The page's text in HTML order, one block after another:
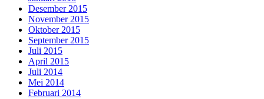
Desember 2015
November 2015
Oktober 2015
September 2015
Juli 2015
April 2015
Juli 2014
Mei 2014
Februari 2014